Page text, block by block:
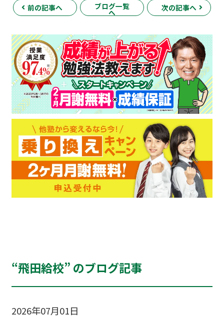
前の記事へ ブログ一覧
へ
次の記事へ
“飛田給校” のブログ記事
2026年07月01日